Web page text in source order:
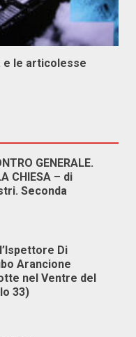
e le articolesse
GENERALE.
CHIESA – di
Seconda
Di
Arancione
nel Ventre del
33)